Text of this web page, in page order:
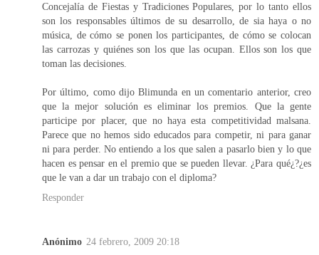
Concejalía de Fiestas y Tradiciones Populares, por lo tanto ellos
son los responsables últimos de su desarrollo, de sia haya o no
música, de cómo se ponen los participantes, de cómo se colocan
las carrozas y quiénes son los que las ocupan. Ellos son los que
toman las decisiones.
Por último, como dijo Blimunda en un comentario anterior, creo
que la mejor solución es eliminar los premios. Que la gente
participe por placer, que no haya esta competitividad malsana.
Parece que no hemos sido educados para competir, ni para ganar
ni para perder. No entiendo a los que salen a pasarlo bien y lo que
hacen es pensar en el premio que se pueden llevar. ¿Para qué¿?¿es
que le van a dar un trabajo con el diploma?
Responder
Anónimo 24 febrero, 2009 20:18